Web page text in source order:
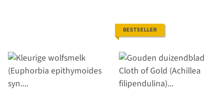
BESTSELLER